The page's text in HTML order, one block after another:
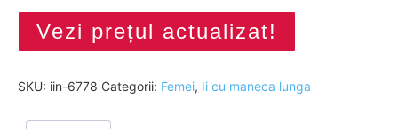
Vezi prețul actualizat!
SKU: iin-6778 Categorii: Femei, Ii cu maneca lunga